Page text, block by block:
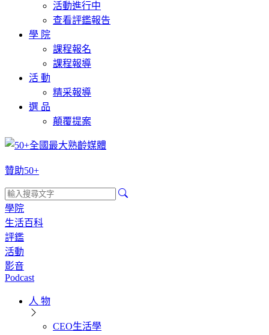
活動進行中
查看評鑑報告
學 院
課程報名
課程報導
活 動
精采報導
選 品
顛覆提案
贊助50+
學院
生活百科
評鑑
活動
影音
Podcast
人 物
CEO生活學